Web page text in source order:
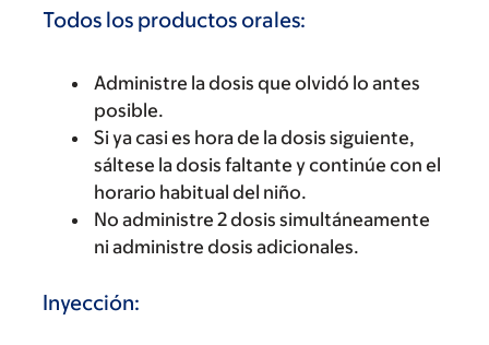
Todos los productos orales:
Administre la dosis que olvidó lo antes
posible.
Si ya casi es hora de la dosis siguiente,
sáltese la dosis faltante y continúe con el
horario habitual del niño.
No administre 2 dosis simultáneamente
ni administre dosis adicionales.
Inyección: